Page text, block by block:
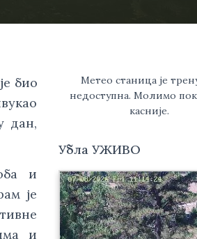
био
дан,
и
је
и
Метео станица је
недоступна. Молимо
касније.
Убла УЖИВО